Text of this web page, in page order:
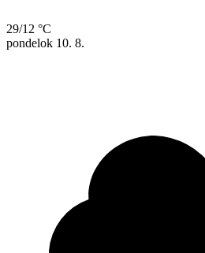
29/12 °C
pondelok 10. 8.